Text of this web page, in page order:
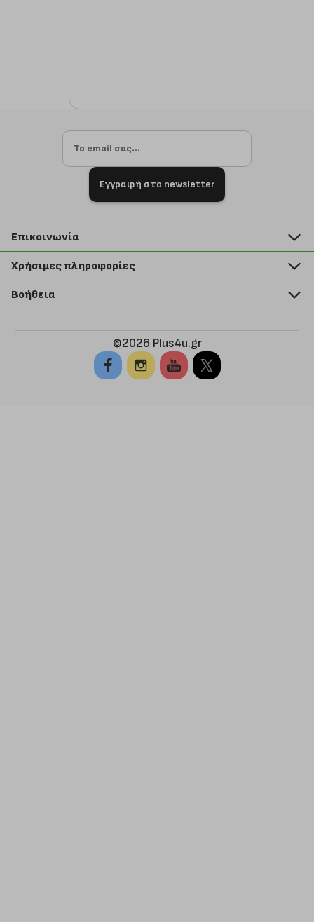
Εγγραφή στο newsletter
Επικοινωνία
211 2000 700
info@plus4u.gr
Χρήσιμες πληροφορίες
Η εταιρία
Σημεία παραλαβής
Βοήθεια
Τρόποι παραγγελίας
Τρόποι πληρωμής
Τρόποι αποστολής
©2026 Plus4u.gr